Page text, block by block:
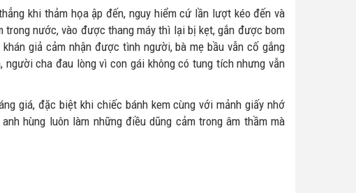
khi thảm họa ập đến, nguy hiểm cứ lần lượt kéo đến và
nước, vào được thang máy thì lại bị kẹt, gắn được bom
giả cảm nhận được tình người, bà mẹ bầu vẫn cố gắng
cha đau lòng vì con gái không có tung tích nhưng vẫn
giá, đặc biệt khi chiếc bánh kem cùng với mảnh giấy nhớ
hùng luôn làm những điều dũng cảm trong âm thầm mà